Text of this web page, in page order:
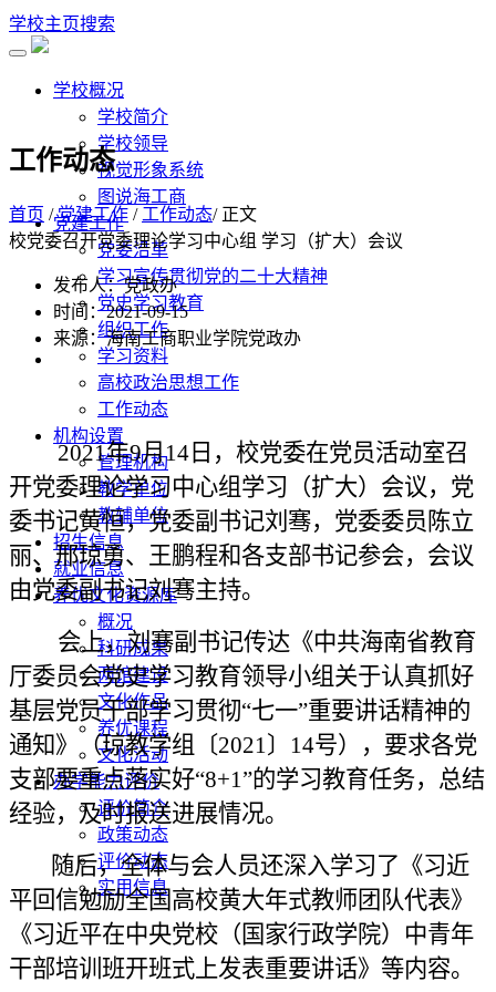
学校主页搜索
学校概况
学校简介
学校领导
视觉形象系统
图说海工商
党建工作
党委沿革
学习宣传贯彻党的二十大精神
党史学习教育
组织工作
学习资料
高校政治思想工作
工作动态
机构设置
管理机构
教学单位
教辅单位
招生信息
就业信息
养优文化资源库
概况
科研成果
两馆建设
文化作品
养优课程
文化活动
办学能力评价
评价简介
政策动态
评价动态
实用信息
工作动态
首页 /党建工作 / 工作动态/ 正文
校党委召开党委理论学习中心组 学习（扩大）会议
发布人：党政办
时间：2021-09-15
来源：海南工商职业学院党政办
2021年9月14日，校党委在党员活动室召
开党委理论学习中心组学习（扩大）会议，党
委书记黄恒，党委副书记刘骞，党委委员陈立
丽、邢琼勇、王鹏程和各支部书记参会，会议
由党委副书记刘骞主持。
会上，刘骞副书记传达《中共海南省教育
厅委员会党史学习教育领导小组关于认真抓好
基层党员干部学习贯彻“七一”重要讲话精神的
通知》（琼教学组〔2021〕14号），要求各党
支部要重点落实好“8+1”的学习教育任务，总结
经验，及时报送进展情况。
随后，全体与会人员还深入学习了《习近
平回信勉励全国高校黄大年式教师团队代表》
《习近平在中央党校（国家行政学院）中青年
干部培训班开班式上发表重要讲话》等内容。